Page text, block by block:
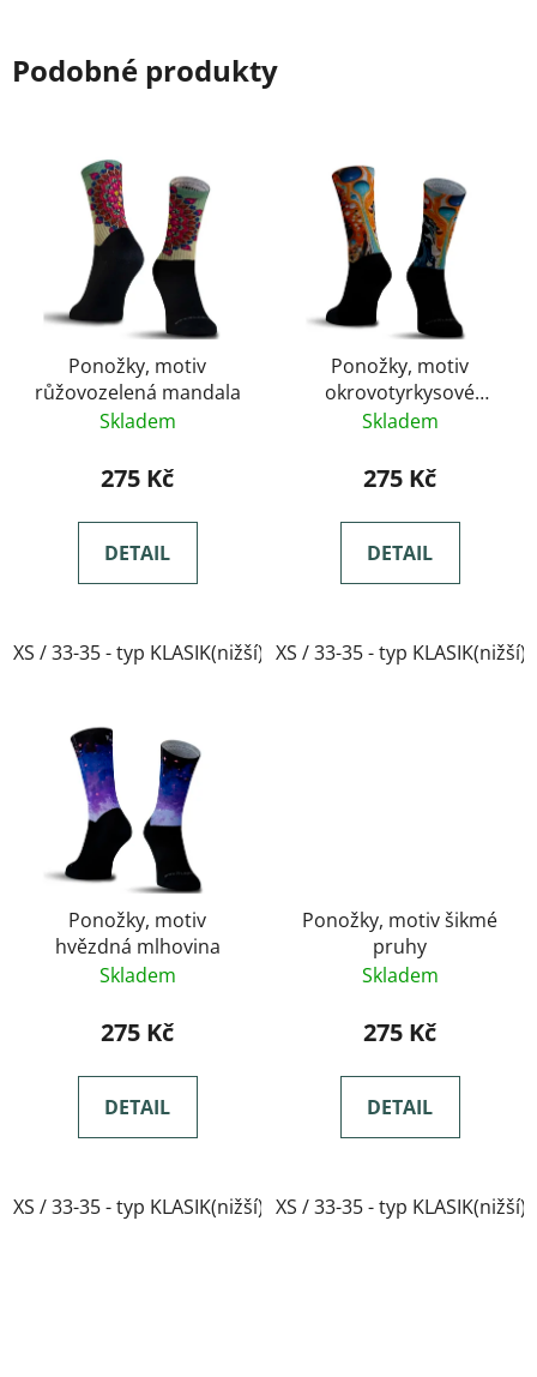
Podobné produkty
Ponožky, motiv
růžovozelená mandala
Skladem
275 Kč
DETAIL
XS / 33-35 - typ KLASIK(nižší)
Ponožky, motiv
okrovotyrkysové
bubliny
Skladem
275 Kč
DETAIL
XS / 33-35 - typ KLASIK(nižší)
Ponožky, motiv
hvězdná mlhovina
Skladem
275 Kč
DETAIL
XS / 33-35 - typ KLASIK(nižší)
Ponožky, motiv šikmé
pruhy
Skladem
275 Kč
DETAIL
XS / 33-35 - typ KLASIK(nižší)